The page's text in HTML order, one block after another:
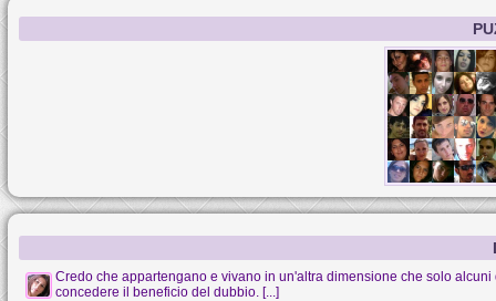
Credo che appartengano e vivano in un'altra dimensione che solo
concedere il beneficio del dubbio. [...]